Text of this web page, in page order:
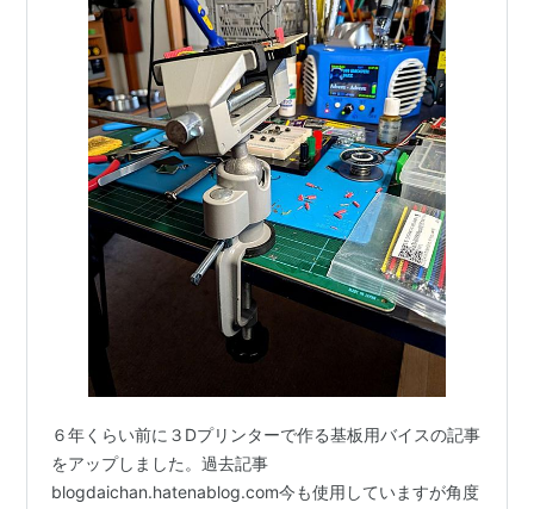
６年くらい前に３Dプリンターで作る基板用バイスの記事
をアップしました。過去記事
blogdaichan.hatenablog.com今も使用していますが角度